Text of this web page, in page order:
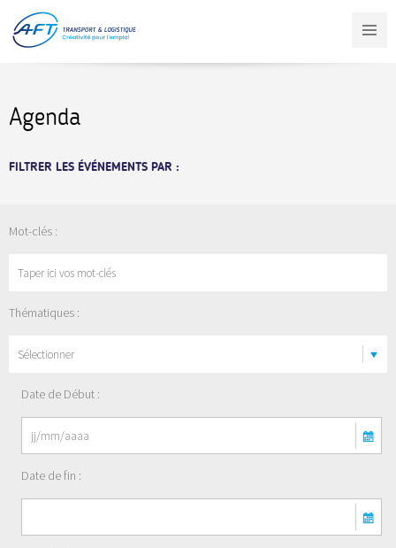
contenu
principal
Agenda
FILTRER LES ÉVÉNEMENTS PAR :
Mot-clés :
Thématiques :
Sélectionner
Date de Début :
Date de fin :